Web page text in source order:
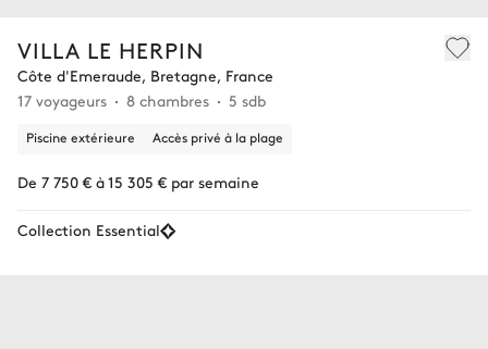
VILLA LE HERPIN
Côte d'Emeraude, Bretagne, France
17 voyageurs
8 chambres 5 sdb
Piscine extérieure Accès privé à la plage
De 7 750 € à 15 305 € par semaine
Collection Essential